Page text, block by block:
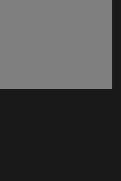
en nueva ventana)
nueva ventana)